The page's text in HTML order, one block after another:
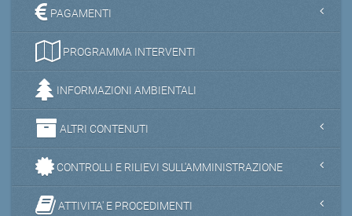
PAGAMENTI
PROGRAMMA INTERVENTI
INFORMAZIONI AMBIENTALI
ALTRI CONTENUTI
CONTROLLI E RILIEVI SULL'AMMINISTRAZIONE
ATTIVITA' E PROCEDIMENTI